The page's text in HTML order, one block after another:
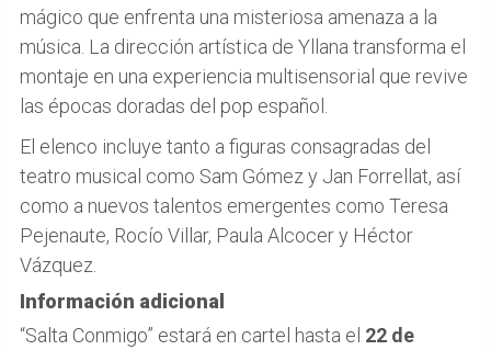
mágico que enfrenta una misteriosa amenaza a la
música. La dirección artística de Yllana transforma el
montaje en una experiencia multisensorial que revive
las épocas doradas del pop español.
El elenco incluye tanto a figuras consagradas del
teatro musical como Sam Gómez y Jan Forrellat, así
como a nuevos talentos emergentes como Teresa
Pejenaute, Rocío Villar, Paula Alcocer y Héctor
Vázquez.
Información adicional
“Salta Conmigo” estará en cartel hasta el 22 de